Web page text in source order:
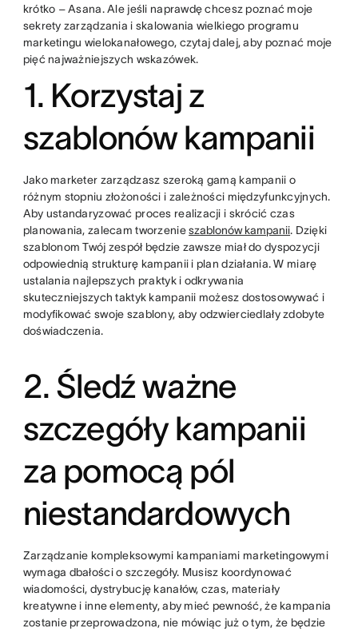
krótko – Asana. Ale jeśli naprawdę chcesz poznać moje
sekrety zarządzania i skalowania wielkiego programu
marketingu wielokanałowego, czytaj dalej, aby poznać moje
pięć najważniejszych wskazówek.
1. Korzystaj z
szablonów kampanii
Jako marketer zarządzasz szeroką gamą kampanii o
różnym stopniu złożoności i zależności międzyfunkcyjnych.
Aby ustandaryzować proces realizacji i skrócić czas
planowania, zalecam tworzenieszablonów kampanii. Dzięki
szablonom Twój zespół będzie zawsze miał do dyspozycji
odpowiednią strukturę kampanii i plan działania. W miarę
ustalania najlepszych praktyk i odkrywania
skuteczniejszych taktyk kampanii możesz dostosowywać i
modyfikować swoje szablony, aby odzwierciedlały zdobyte
doświadczenia.
2. Śledź ważne
szczegóły kampanii
za pomocą pól
niestandardowych
Zarządzanie kompleksowymi kampaniami marketingowymi
wymaga dbałości o szczegóły. Musisz koordynować
wiadomości, dystrybucję kanałów, czas, materiały
kreatywne i inne elementy, aby mieć pewność, że kampania
zostanie przeprowadzona, nie mówiąc już o tym, że będzie